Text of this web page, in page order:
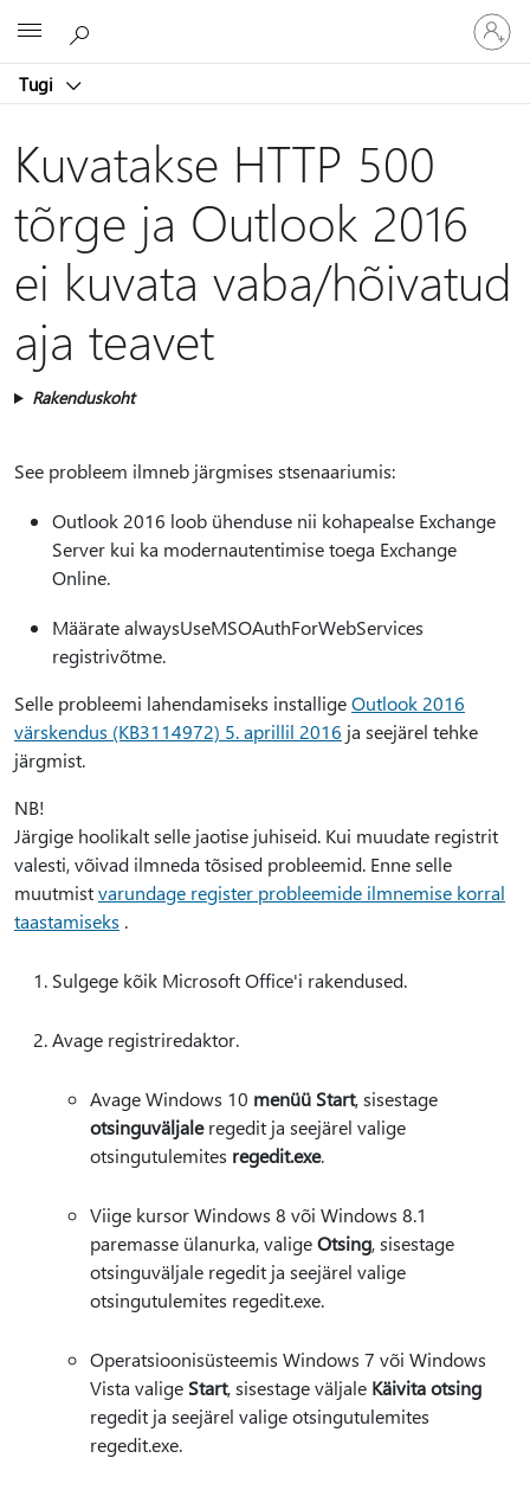
Tugi
Logige
sisse
oma
Kuvatakse HTTP 500
tõrge ja Outlook 2016
ei kuvata vaba/hõivatud
aja teavet
Rakenduskoht
See probleem ilmneb järgmises stsenaariumis:
Outlook 2016 loob ühenduse nii kohapealse Exchange
Server kui ka modernautentimise toega Exchange
Online.
Määrate alwaysUseMSOAuthForWebServices
registrivõtme.
Selle probleemi lahendamiseks installigeOutlook 2016
värskendus (KB3114972) 5. aprillil 2016 ja seejärel tehke
järgmist.
NB!
Järgige hoolikalt selle jaotise juhiseid. Kui muudate registrit
valesti, võivad ilmneda tõsised probleemid. Enne selle
muutmistvarundage register probleemide ilmnemise korral
taastamiseks .
Sulgege kõik Microsoft Office'i rakendused.
Avage registriredaktor.
Avage Windows 10 menüü Start, sisestage
otsinguväljaleregedit ja seejärel valige
otsingutulemites regedit.exe.
Viige kursor Windows 8 või Windows 8.1
paremasse ülanurka, valigeOtsing, sisestage
otsinguväljale regedit ja seejärel valige
otsingutulemites regedit.exe.
Operatsioonisüsteemis Windows 7 või Windows
Vista valige Start, sisestage väljale Käivita otsing
regedit ja seejärel valige otsingutulemites
regedit.exe.